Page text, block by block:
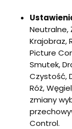
Neutralne,
Krajobraz,
Picture
Smutek,
Czystość,
Róż,
zmiany
Control.